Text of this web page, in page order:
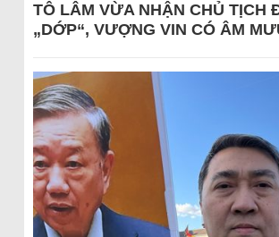
TÔ LÂM VỪA NHẬN CHỦ TỊCH
„DỚP“, VƯỢNG VIN CÓ ÂM